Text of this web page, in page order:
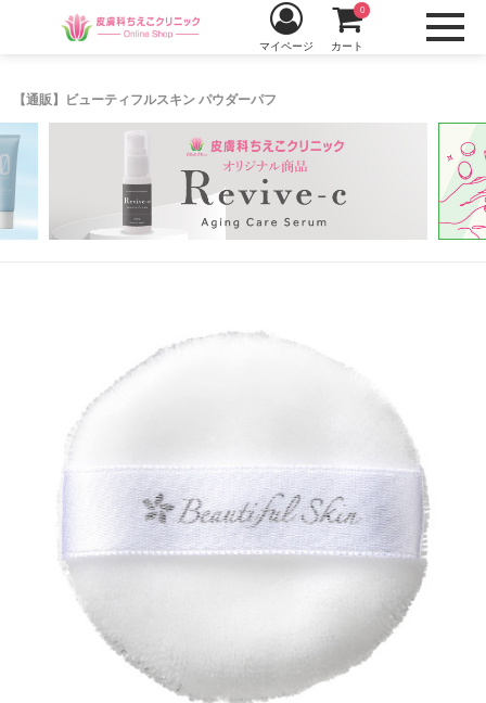
【通販】ビューティフルスキン パウダーパフ
マイページ カート
0